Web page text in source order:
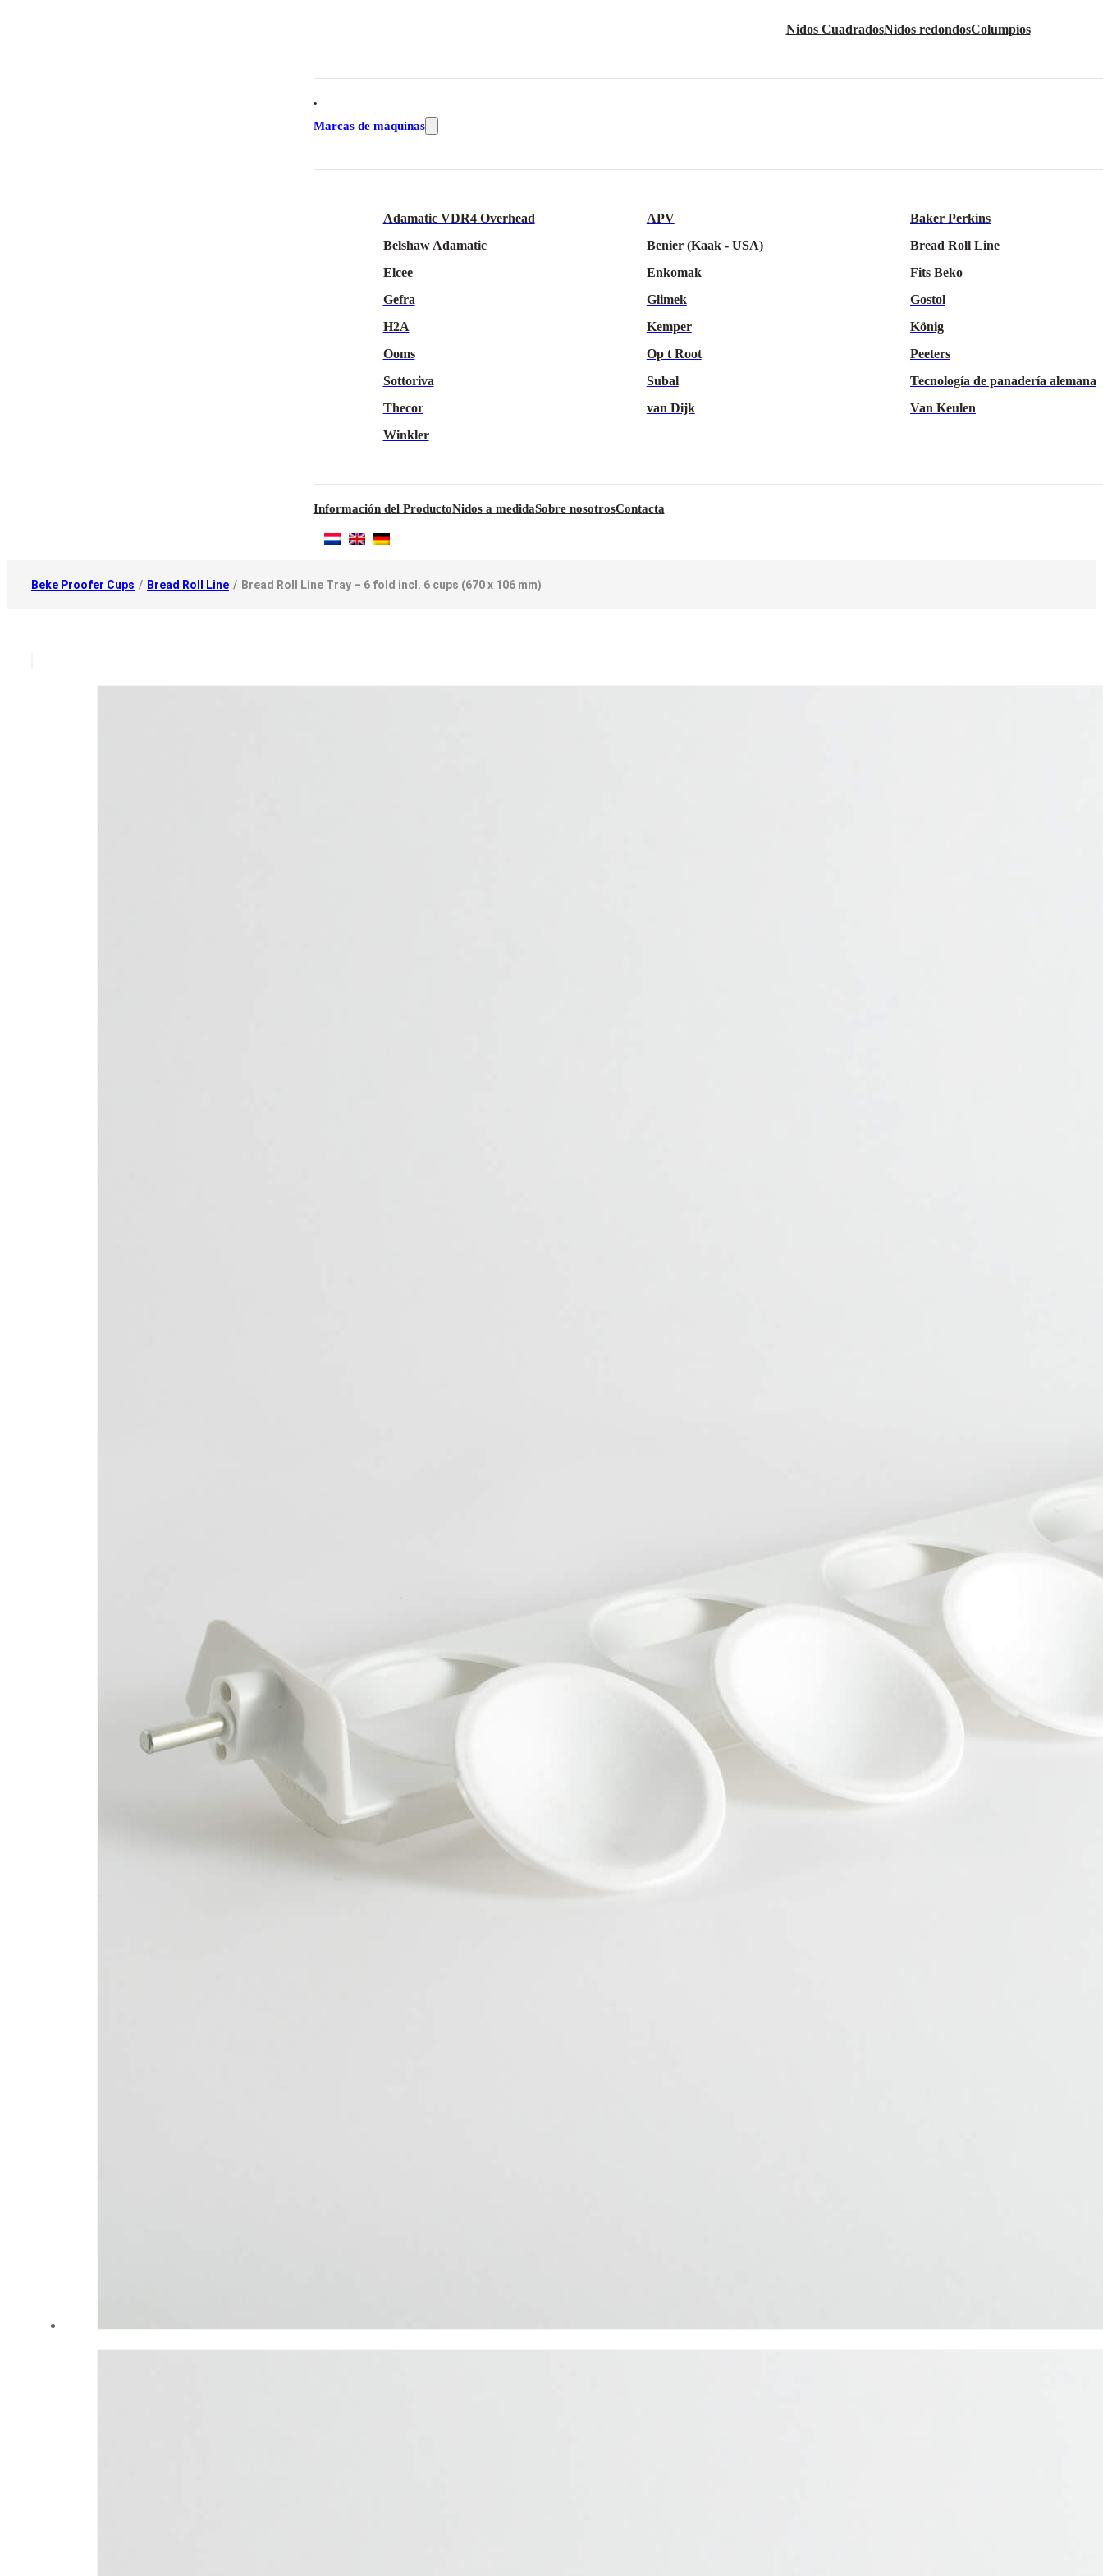
Nidos CuadradosNidos redondosColumpios
Marcas de máquinas
Adamatic VDR4 Overhead APV
Baker Perkins
Belshaw Adamatic
Benier (Kaak - USA)
Bread Roll Line
Elcee
Enkomak
Fits Beko
Gefra
Glimek
Gostol
H2A
Kemper
König
Ooms
Op t Root
Peeters
Sottoriva
Subal
Tecnología de panadería alemana
Thecor
van Dijk
Van Keulen
Winkler
Información del ProductoNidos a medidaSobre nosotrosContacta
Beke Proofer Cups / Bread Roll Line / Bread Roll Line Tray – 6 fold incl. 6 cups (670 x 106 mm)